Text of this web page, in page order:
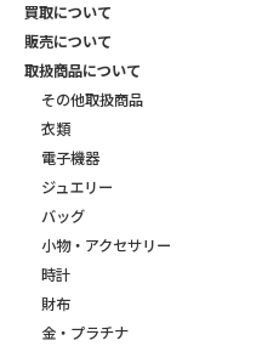
買取について
販売について
取扱商品について
その他取扱商品
衣類
電子機器
ジュエリー
バッグ
小物・アクセサリー
時計
財布
金・プラチナ